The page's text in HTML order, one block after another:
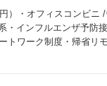
）・オフィスコンビニ
インフルエンザ予防
トワーク制度・帰省リ